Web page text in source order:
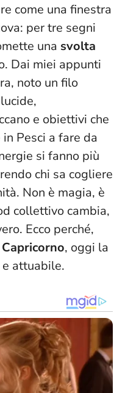
come una finestra
per tre segni
una svolta
Dai miei appunti
noto un filo
e obiettivi che
Pesci a fare da
si fanno più
chi sa cogliere
Non è magia, è
collettivo cambia,
. Ecco perché,
Capricorno, oggi la
e attuabile.